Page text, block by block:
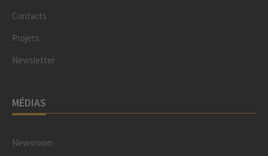
Contacts
Projets
Newsletter
MÉDIAS
Newsroom